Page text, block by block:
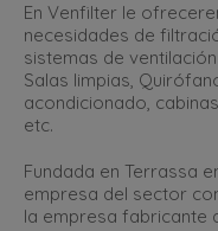
En Venfilter le
necesidades de
sistemas de
Salas limpias,
acondicionado,
etc.
Fundada en Terrassa
empresa del sector
la empresa fabricante